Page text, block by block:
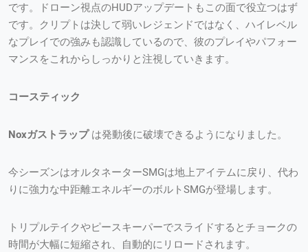
です。ドローン視点のHUDアップデートもこの面で役立つはず
です。クリプトは決して弱いレジェンドではなく、ハイレベル
なプレイでの強みも認識しているので、彼のプレイやパフォー
マンスをこれからしっかりと注視していきます。
コースティック
Noxガストラップは発動後に破壊できるようになりました。
今シーズンはオルタネーターSMGは地上アイテムに戻り、代わ
りに強力な中距離エネルギーのボルトSMGが登場します。
トリプルテイクやピースキーパーでスライドするとチョークの
時間が大幅に短縮され、自動的にリロードされます。